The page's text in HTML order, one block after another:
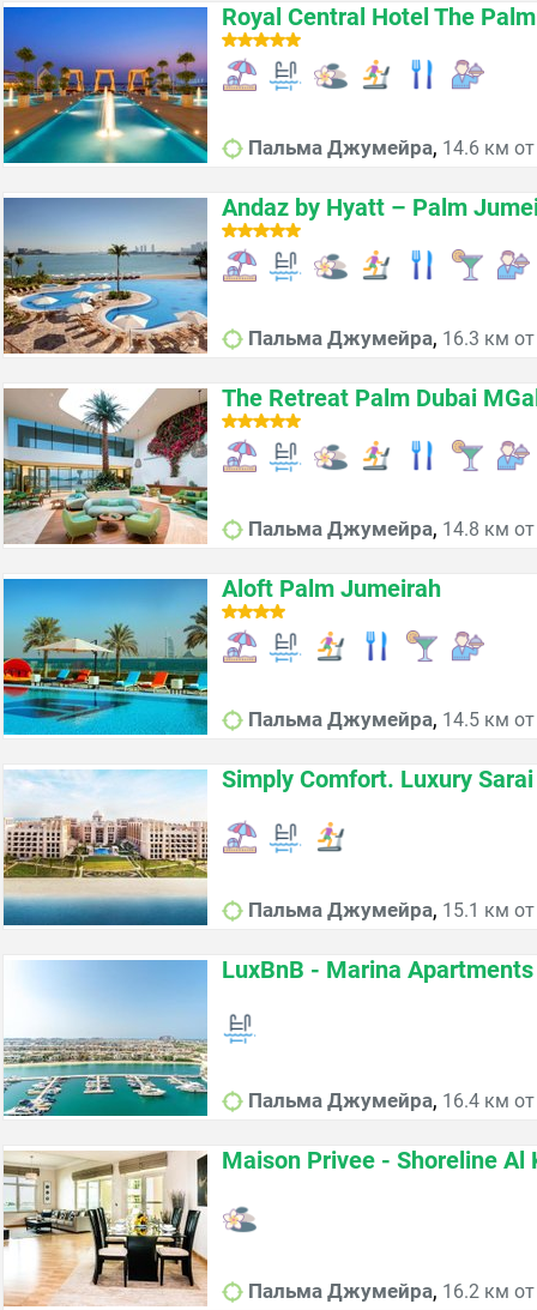
Royal Central Hotel The Palm
Пальма Джумейра, 14.6 км
Andaz by Hyatt – Palm
Пальма Джумейра, 16.3 км
The Retreat Palm Dubai
Пальма Джумейра, 14.8 км
Aloft Palm Jumeirah
Пальма Джумейра, 14.5 км
Simply Comfort. Luxury
Пальма Джумейра, 15.1 км
LuxBnB - Marina
Пальма Джумейра, 16.4 км
Maison Privee - Shoreline Al
Пальма Джумейра, 16.2 км